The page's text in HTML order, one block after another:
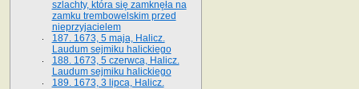
szlachty, która się zamknęła na
zamku trembowelskim przed
nieprzyjacielem
187. 1673, 5 maja, Halicz.
Laudum sejmiku halickiego
188. 1673, 5 czerwca, Halicz.
Laudum sejmiku halickiego
189. 1673, 3 lipca, Halicz.